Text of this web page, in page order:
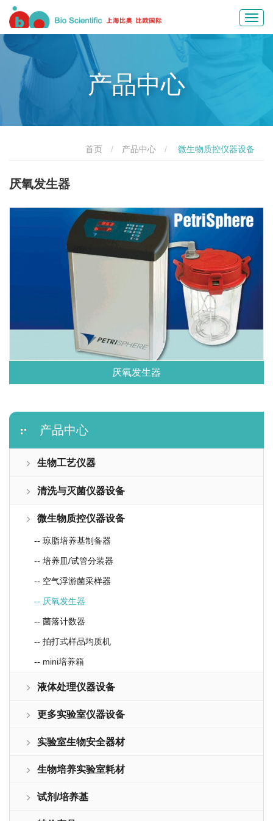
产品中心
首页 产品中心 微生物质控仪器设备
厌氧发生器
厌氧发生器
产品中心
生物工艺仪器
清洗与灭菌仪器设备
微生物质控仪器设备
-- 琼脂培养基制备器
-- 培养皿/试管分装器
-- 空气浮游菌采样器
-- 厌氧发生器
-- 菌落计数器
-- 拍打式样品均质机
-- mini培养箱
液体处理仪器设备
更多实验室仪器设备
实验室生物安全器材
生物培养实验室耗材
试剂/培养基